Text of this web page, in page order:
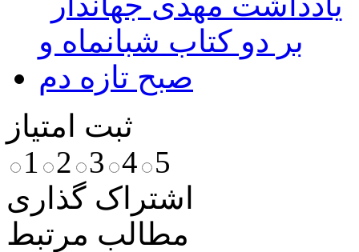
ثبت امتیاز
1
2 3 4 5
اشتراک گذاری
مطالب مرتبط